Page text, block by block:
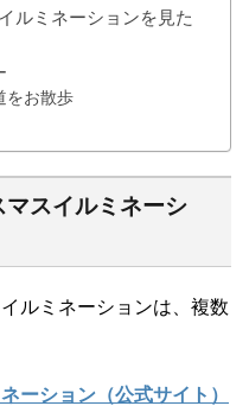
ルミネーションを見た
をお散歩
スイルミネーシ
ルミネーションは、複数
ーション（公式サイト）